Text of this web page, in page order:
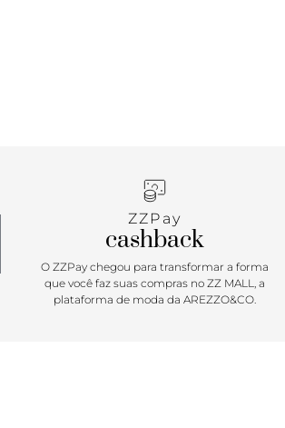
ZZPay
cashback
O ZZPay chegou para transformar a forma
que você faz suas compras no ZZ MALL, a
plataforma de moda da AREZZO&CO.